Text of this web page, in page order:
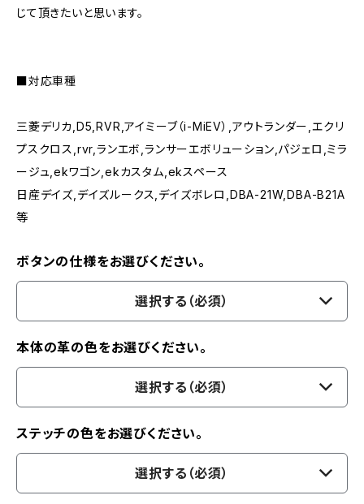
じて頂きたいと思います。
■対応車種
三菱デリカ,D5,RVR,アイミーブ（i-MiEV）,アウトランダー,エクリ
プスクロス,rvr,ランエボ,ランサーエボリューション,パジェロ,ミラ
ージュ,ekワゴン,ekカスタム,ekスペース
日産デイズ,デイズルークス,デイズボレロ,DBA-21W,DBA-B21A
等
ボタンの仕様をお選びください。
選択する（必須）
本体の革の色をお選びください。
選択する（必須）
ステッチの色をお選びください。
選択する（必須）